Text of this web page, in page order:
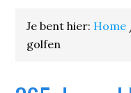
Je bent hier: Home
golfen